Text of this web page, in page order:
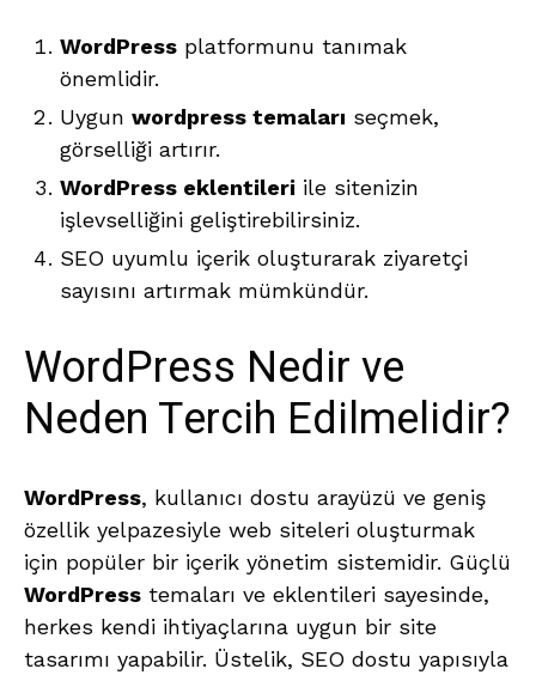
WordPress platformunu tanımak
önemlidir.
Uygun wordpress temaları seçmek,
görselliği artırır.
WordPress eklentileri ile sitenizin
işlevselliğini geliştirebilirsiniz.
SEO uyumlu içerik oluşturarak ziyaretçi
sayısını artırmak mümkündür.
WordPress Nedir ve
Neden Tercih Edilmelidir?
WordPress, kullanıcı dostu arayüzü ve geniş
özellik yelpazesiyle web siteleri oluşturmak
için popüler bir içerik yönetim sistemidir. Güçlü
WordPress temaları ve eklentileri sayesinde,
herkes kendi ihtiyaçlarına uygun bir site
tasarımı yapabilir. Üstelik, SEO dostu yapısıyla